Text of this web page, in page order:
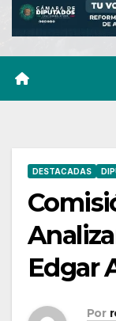
DESTACADAS
Edgar
Por